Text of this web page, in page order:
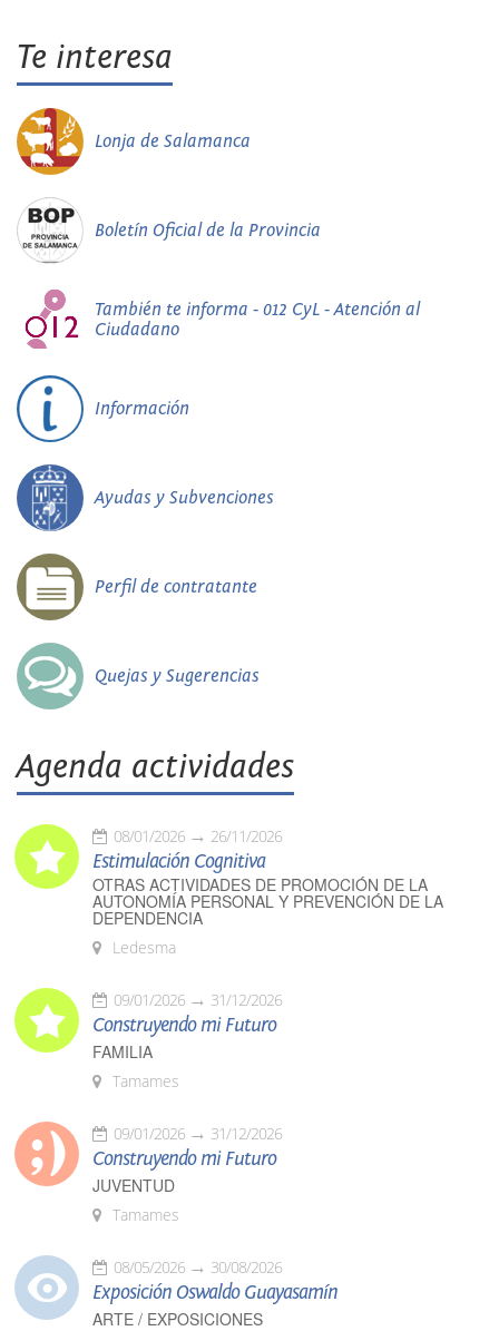
Te interesa
Lonja de Salamanca
Boletín Oficial de la Provincia
También te informa - 012 CyL - Atención al
Ciudadano
Información
Ayudas y Subvenciones
Perfil de contratante
Quejas y Sugerencias
Agenda actividades
08/01/2026 26/11/2026
Estimulación Cognitiva
OTRAS ACTIVIDADES DE PROMOCIÓN DE LA
AUTONOMÍA PERSONAL Y PREVENCIÓN DE LA
DEPENDENCIA
Ledesma
09/01/2026 31/12/2026
Construyendo mi Futuro
FAMILIA
Tamames
09/01/2026 31/12/2026
Construyendo mi Futuro
JUVENTUD
Tamames
08/05/2026 30/08/2026
Exposición Oswaldo Guayasamín
ARTE / EXPOSICIONES